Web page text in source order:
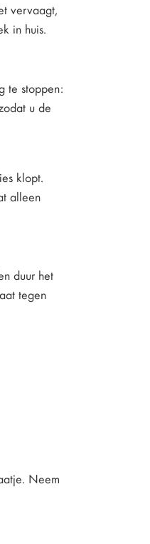
vervaagt,
in huis.
te stoppen:
u de
klopt.
alleen
duur het
tegen
Neem